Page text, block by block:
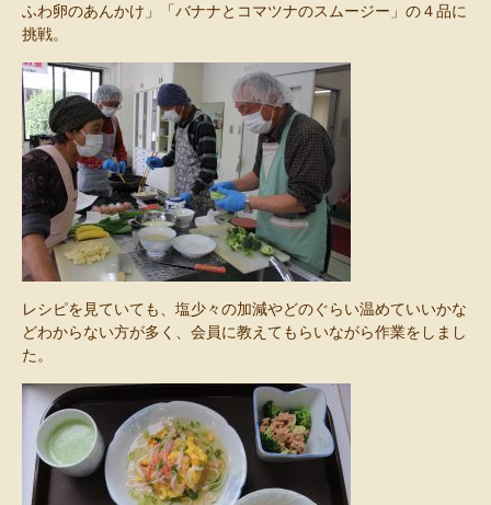
ふわ卵のあんかけ」「バナナとコマツナのスムージー」の４品に
挑戦。
レシピを見ていても、塩少々の加減やどのぐらい温めていいかな
どわからない方が多く、会員に教えてもらいながら作業をしまし
た。